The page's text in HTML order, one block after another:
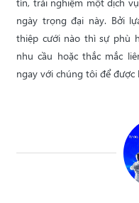
ngày trọng đại này. Bởi
thiệp cưới nào thì sự phù
nhu cầu hoặc thắc mắc
ngay với chúng tôi để